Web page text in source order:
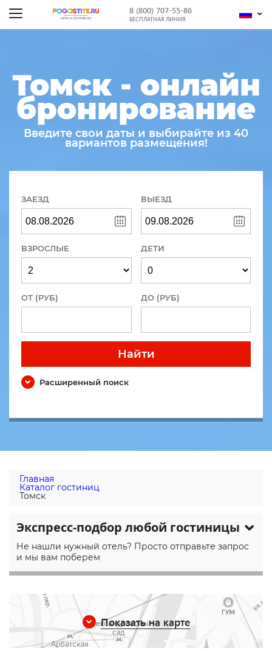
8 (800) 707-55-86
БЕСПЛАТНАЯ ЛИНИЯ
Томск - онлайн
бронирование
Введите свои даты и выбирайте из 40
вариантов размещения!
ЗАЕЗД ВЫЕЗД
ВЗРОСЛЫЕ ДЕТИ
ОТ (РУБ) ДО (РУБ)
Найти
Расширенный поиск
Главная
Каталог гостиниц
Томск
Экспресс-подбор любой гостиницы
Не нашли нужный отель? Просто отправьте запрос
и мы вам поберем
Показать на карте